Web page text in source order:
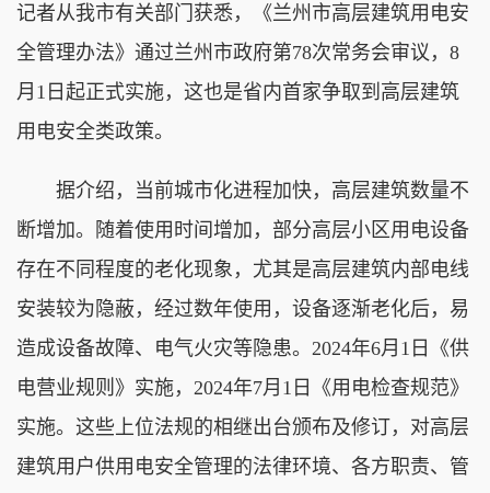
记者从我市有关部门获悉，《兰州市高层建筑用电安
全管理办法》通过兰州市政府第78次常务会审议，8
月1日起正式实施，这也是省内首家争取到高层建筑
用电安全类政策。
据介绍，当前城市化进程加快，高层建筑数量不
断增加。随着使用时间增加，部分高层小区用电设备
存在不同程度的老化现象，尤其是高层建筑内部电线
安装较为隐蔽，经过数年使用，设备逐渐老化后，易
造成设备故障、电气火灾等隐患。2024年6月1日《供
电营业规则》实施，2024年7月1日《用电检查规范》
实施。这些上位法规的相继出台颁布及修订，对高层
建筑用户供用电安全管理的法律环境、各方职责、管